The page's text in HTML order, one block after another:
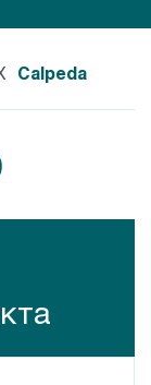
Calpeda